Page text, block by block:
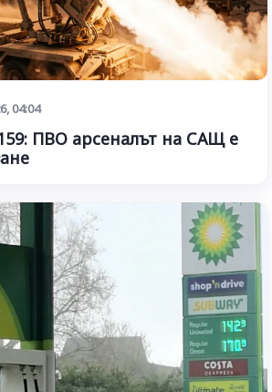
04:04
ПВО арсеналът на САЩ е